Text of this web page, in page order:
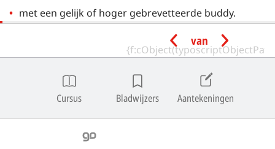
met een gelijk of hoger gebrevetteerde buddy.
Minimale
instructeurskwalificatie
Een Technical Extended Range Instructor met actieve
status verzorgt het programma Technical Extended
van
Cursus Bladwijzers Aantekeningen